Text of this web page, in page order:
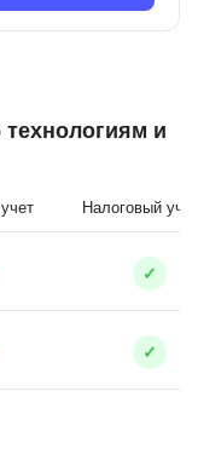
и
Налоговый учет
✓
✓